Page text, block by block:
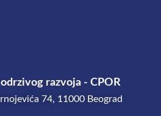
razvoja - CPOR
74, 11000 Beograd